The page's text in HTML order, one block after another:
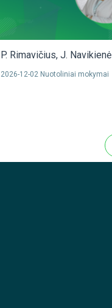
P. Rimavičius, J. Navikienė
2026-12-02 Nuotoliniai mokymai